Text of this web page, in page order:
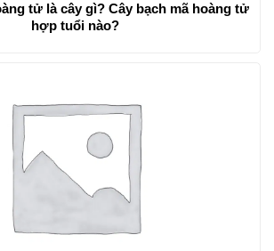
tử là cây gì? Cây bạch mã hoàng tử
hợp tuổi nào?